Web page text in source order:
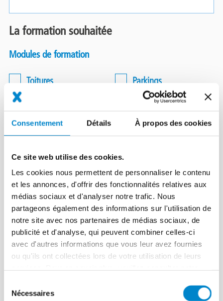
Consentement Détails À propos des cookies
Ce site web utilise des cookies.
Les cookies nous permettent de personnaliser le contenu
et les annonces, d'offrir des fonctionnalités relatives aux
médias sociaux et d'analyser notre trafic. Nous
partageons également des informations sur l'utilisation de
notre site avec nos partenaires de médias sociaux, de
publicité et d'analyse, qui peuvent combiner celles-ci
avec d'autres informations que vous leur avez fournies
ou qu'ils ont collectées lors de votre utilisation de leurs
Nécessaires
La formation souhaitée
Modules de formation
Toitures
Parkings
Autre :
Nombre de participants
Date(s) souhaitée(s) (indiquer jusqu'à 3 disponibilités)
Date(s) souhaitée(s) (indiquer jusqu'à 3
Date(s) souhaitée(s) (indiquer jusqu'à 3